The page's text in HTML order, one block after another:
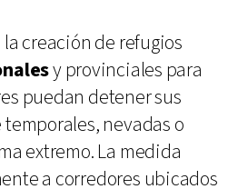
creación de refugios
y provinciales para
puedan detener sus
nevadas o
extremo. La medida
a corredores ubicados